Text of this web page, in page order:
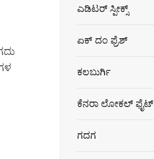
ಎಡಿಟರ್ ಸ್ಪೀಕ್ಸ್
ಏಕ್ ದಂ ಫ್ರೆಶ್
ಕಲಬುರ್ಗಿ
ಕೆನರಾ ಲೋಕಲ್ ಫೈಟ್
ಗದಗ